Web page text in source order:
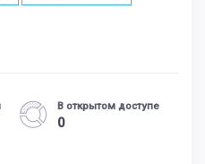
В открытом доступе
0